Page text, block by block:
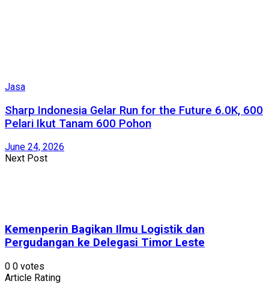
Jasa
Sharp Indonesia Gelar Run for the Future 6.0K, 600
Pelari Ikut Tanam 600 Pohon
June 24, 2026
Next Post
Kemenperin Bagikan Ilmu Logistik dan
Pergudangan ke Delegasi Timor Leste
0 0 votes
Article Rating